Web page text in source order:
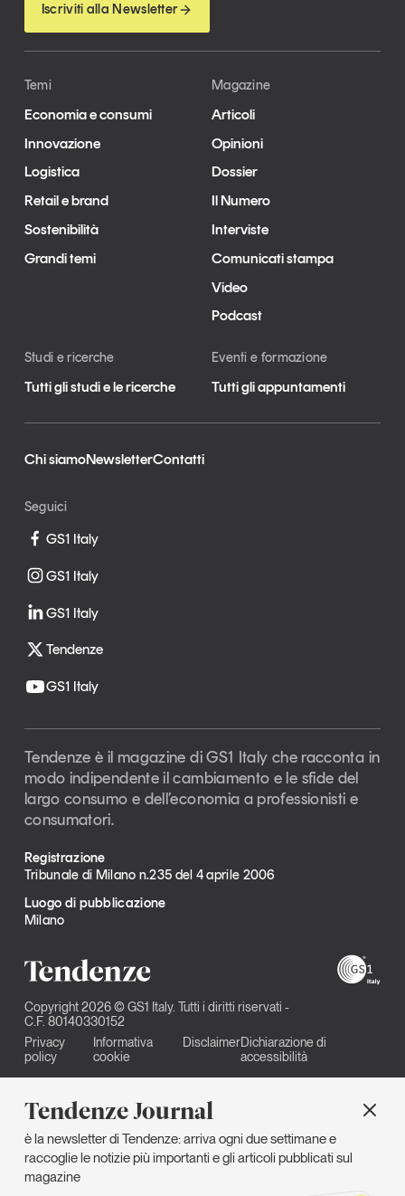
Tendenze Journal
è la newsletter di Tendenze: arriva ogni due settimane e
raccoglie le notizie più importanti e gli articoli pubblicati sul
magazine
Iscriviti alla Newsletter
Temi
Economia e consumi
Innovazione
Logistica
Retail e brand
Sostenibilità
Grandi temi
Magazine
Articoli
Opinioni
Dossier
Il Numero
Interviste
Comunicati stampa
Video
Podcast
Studi e ricerche
Tutti gli studi e le ricerche
Eventi e formazione
Tutti gli appuntamenti
Chi siamoNewsletterContatti
Seguici
GS1 Italy
GS1 Italy
GS1 Italy
Tendenze
GS1 Italy
Tendenze è il magazine di GS1 Italy che racconta in
modo indipendente il cambiamento e le sfide del
largo consumo e dell’economia a professionisti e
consumatori.
Registrazione
Tribunale di Milano n.235 del 4 aprile 2006
Luogo di pubblicazione
Milano
Copyright 2026 © GS1 Italy. Tutti i diritti riservati -
C.F. 80140330152
Privacy
policy
Informativa
cookie
DisclaimerDichiarazione di
accessibilità